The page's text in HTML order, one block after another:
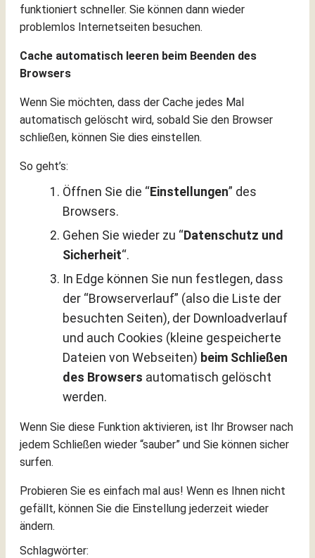
funktioniert schneller. Sie können dann wieder
problemlos Internetseiten besuchen.
Cache automatisch leeren beim Beenden des
Browsers
Wenn Sie möchten, dass der Cache jedes Mal
automatisch gelöscht wird, sobald Sie den Browser
schließen, können Sie dies einstellen.
So geht’s:
Öffnen Sie die “Einstellungen” des
Browsers.
Gehen Sie wieder zu “Datenschutz und
Sicherheit“.
In Edge können Sie nun festlegen, dass
der “Browserverlauf” (also die Liste der
besuchten Seiten), der Downloadverlauf
und auch Cookies (kleine gespeicherte
Dateien von Webseiten) beim Schließen
des Browsers automatisch gelöscht
werden.
Wenn Sie diese Funktion aktivieren, ist Ihr Browser nach
jedem Schließen wieder “sauber” und Sie können sicher
surfen.
Probieren Sie es einfach mal aus! Wenn es Ihnen nicht
gefällt, können Sie die Einstellung jederzeit wieder
ändern.
Schlagwörter: